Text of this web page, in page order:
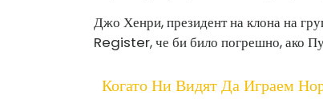
Джо Хенри, президент на клона на
Register, че би било погрешно, ако
Когато Ни Видят Да Играем